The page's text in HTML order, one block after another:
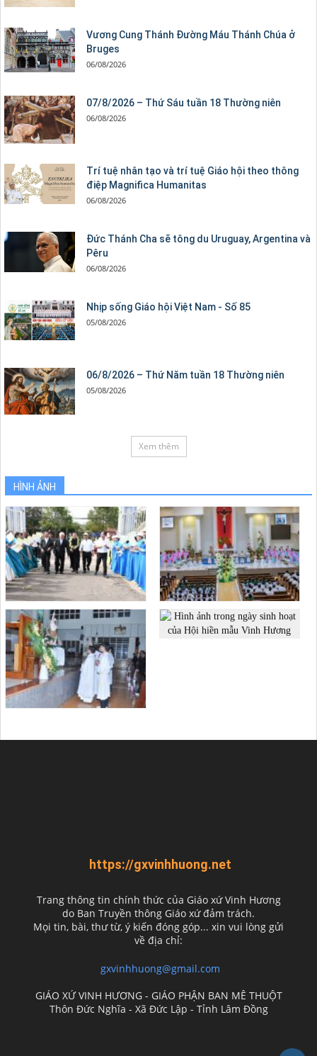
Vương Cung Thánh Ðường Máu Thánh Chúa ở
Bruges
06/08/2026
07/8/2026 – Thứ Sáu tuần 18 Thường niên
06/08/2026
Trí tuệ nhân tạo và trí tuệ Giáo hội theo thông
điệp Magnifica Humanitas
06/08/2026
Đức Thánh Cha sẽ tông du Uruguay, Argentina và
Pêru
06/08/2026
Nhịp sống Giáo hội Việt Nam - Số 85
05/08/2026
06/8/2026 – Thứ Năm tuần 18 Thường niên
05/08/2026
Xem thêm
HÌNH ẢNH
https://gxvinhhuong.net
Trang thông tin chính thức của Giáo xứ Vinh Hương
do Ban Truyền thông Giáo xứ đảm trách.
Mọi tin, bài, thư từ, ý kiến đóng góp... xin vui lòng gửi
về địa chỉ:
gxvinhhuong@gmail.com
GIÁO XỨ VINH HƯƠNG - GIÁO PHẬN BAN MÊ THUỘT
Thôn Đức Nghĩa - Xã Đức Lập - Tỉnh Lâm Đồng